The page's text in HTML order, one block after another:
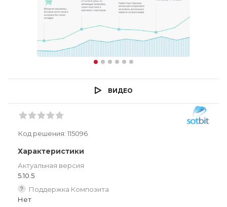
ВИДЕО
Код решения: 115096
Характеристики
Актуальная версия
5.10.5
?
Поддержка Композита
Нет